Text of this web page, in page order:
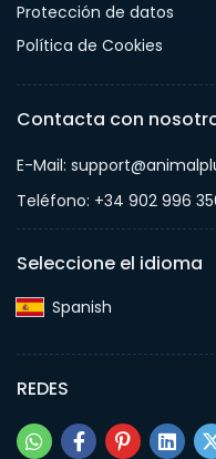
Protección de datos
Política de Cookies
Contacta con
E-Mail:
Teléfono: +34 902 996
Seleccione el idioma
Spanish‎
REDES